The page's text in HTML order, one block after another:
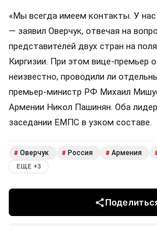
«Мы всегда имеем контакты. У
— заявил Оверчук, отвечая на
представителей двух стран на
Киргизии. При этом вице-премьер
неизвестно, проводили ли
премьер-министр РФ Михаил
Армении Никол Пашинян. Оба
заседании ЕМПС в узком составе.
# Оверчук # Россия # Армения
ЕЩЕ +3